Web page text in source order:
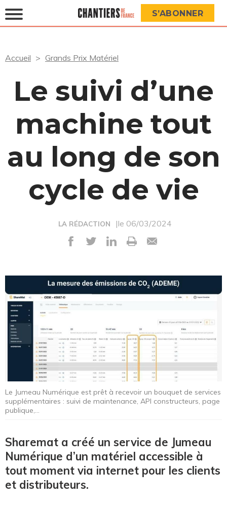
S’ABONNER
Accueil Grands Prix Matériel
Le suivi d’une
machine tout
au long de son
cycle de vie
LA RÉDACTION |le 06/03/2024
Le Jumeau Numérique est prêt à recevoir un bouquet de services
supplémentaires : suivi de maintenance, API constructeurs, page
publique,…
Sharemat a créé un service de Jumeau
Numérique d’un matériel accessible à
tout moment via internet pour les clients
et distributeurs.